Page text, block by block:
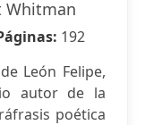
Whitman
192
León Felipe,
autor de la
poética